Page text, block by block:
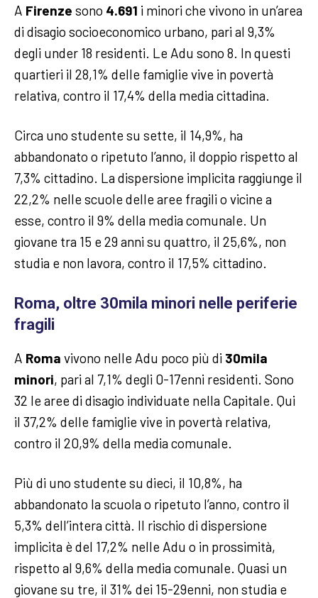
A Firenze sono 4.691 i minori che vivono in un’area
di disagio socioeconomico urbano, pari al 9,3%
degli under 18 residenti. Le Adu sono 8. In questi
quartieri il 28,1% delle famiglie vive in povertà
relativa, contro il 17,4% della media cittadina.
Circa uno studente su sette, il 14,9%, ha
abbandonato o ripetuto l’anno, il doppio rispetto al
7,3% cittadino. La dispersione implicita raggiunge il
22,2% nelle scuole delle aree fragili o vicine a
esse, contro il 9% della media comunale. Un
giovane tra 15 e 29 anni su quattro, il 25,6%, non
studia e non lavora, contro il 17,5% cittadino.
Roma, oltre 30mila minori nelle periferie
fragili
A Roma vivono nelle Adu poco più di 30mila
minori, pari al 7,1% degli 0-17enni residenti. Sono
32 le aree di disagio individuate nella Capitale. Qui
il 37,2% delle famiglie vive in povertà relativa,
contro il 20,9% della media comunale.
Più di uno studente su dieci, il 10,8%, ha
abbandonato la scuola o ripetuto l’anno, contro il
5,3% dell’intera città. Il rischio di dispersione
implicita è del 17,2% nelle Adu o in prossimità,
rispetto al 9,6% della media comunale. Quasi un
giovane su tre, il 31% dei 15-29enni, non studia e